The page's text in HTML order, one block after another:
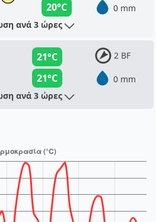
20°C
0 mm
ανά 3 ώρες
21°C
21°C
2 BF
0 mm
ανά 3 ώρες